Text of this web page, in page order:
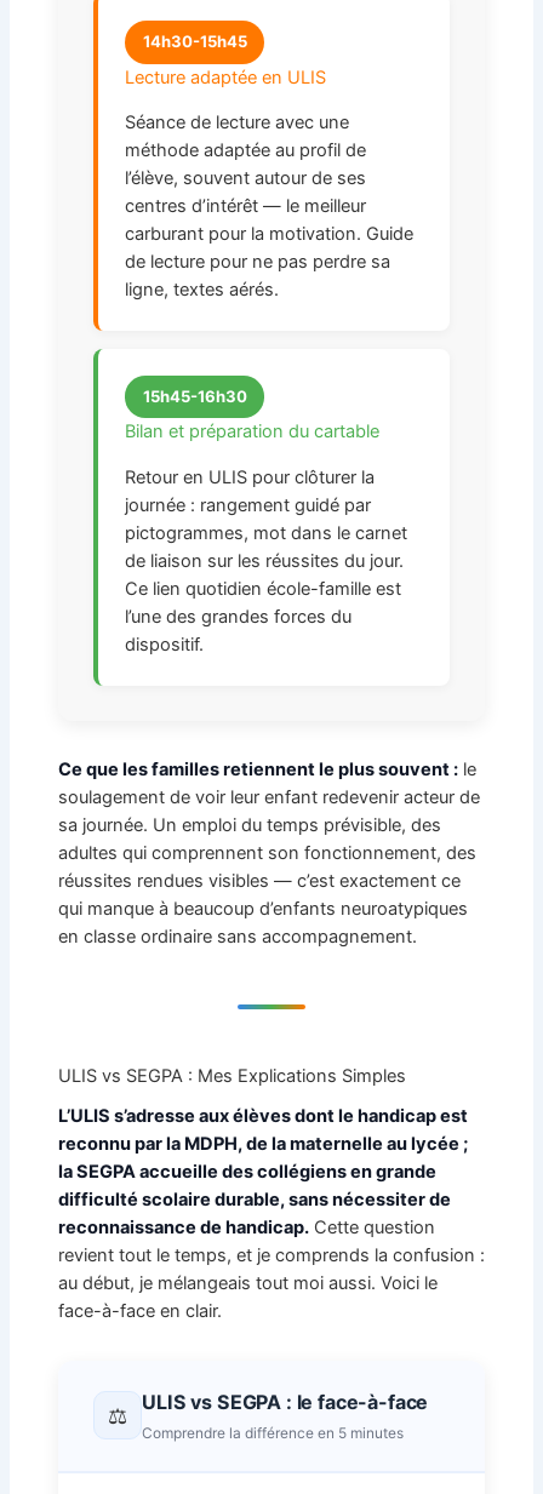
14h30-15h45
Lecture adaptée en ULIS
Séance de lecture avec une
méthode adaptée au profil de
l’élève, souvent autour de ses
centres d’intérêt — le meilleur
carburant pour la motivation. Guide
de lecture pour ne pas perdre sa
ligne, textes aérés.
15h45-16h30
Bilan et préparation du cartable
Retour en ULIS pour clôturer la
journée : rangement guidé par
pictogrammes, mot dans le carnet
de liaison sur les réussites du jour.
Ce lien quotidien école-famille est
l’une des grandes forces du
dispositif.
Ce que les familles retiennent le plus souvent :le
soulagement de voir leur enfant redevenir acteur de
sa journée. Un emploi du temps prévisible, des
adultes qui comprennent son fonctionnement, des
réussites rendues visibles — c’est exactement ce
qui manque à beaucoup d’enfants neuroatypiques
en classe ordinaire sans accompagnement.
ULIS vs SEGPA : Mes Explications Simples
L’ULIS s’adresse aux élèves dont le handicap est
reconnu par la MDPH, de la maternelle au lycée ;
la SEGPA accueille des collégiens en grande
difficulté scolaire durable, sans nécessiter de
reconnaissance de handicap.Cette question
revient tout le temps, et je comprends la confusion :
au début, je mélangeais tout moi aussi. Voici le
face-à-face en clair.
⚖️ ULIS vs SEGPA : le face-à-face
Comprendre la différence en 5 minutes